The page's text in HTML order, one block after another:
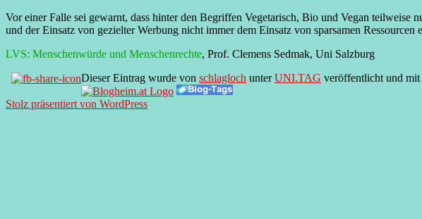
Vor einer Falle sei gewarnt, dass hinter den Begriffen Vegetarisch, Bio und Vegan teilweise
und der Einsatz von gezielter Werbung nicht immer dem Einsatz von sparsamen Ressourcen
LVS: Menschenwürde und Menschenrechte, Prof. Clemens Sedmak, Uni Salzburg
Dieser Eintrag wurde von schlagloch unterUNI.TAG veröffentlicht und mit
Stolz präsentiert von WordPress